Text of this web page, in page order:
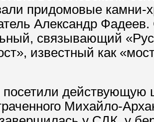
придомовые камни-
Александр
связывающий
известный как
посетили действующую
Михайло-